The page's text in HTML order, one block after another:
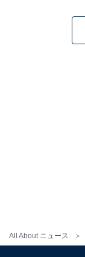
All About ニュース